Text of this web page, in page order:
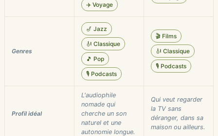
✈️ Voyage
Genres
🎷 Jazz
🎻 Classique
🎵 Pop
🎙️ Podcasts
🎬 Films
🎻 Classique
🎙️ Podcasts
Profil idéal
L'audiophile
nomade qui
cherche un son
naturel et une
autonomie longue.
Qui veut regarder
la TV sans
déranger, dans sa
maison ou ailleurs.